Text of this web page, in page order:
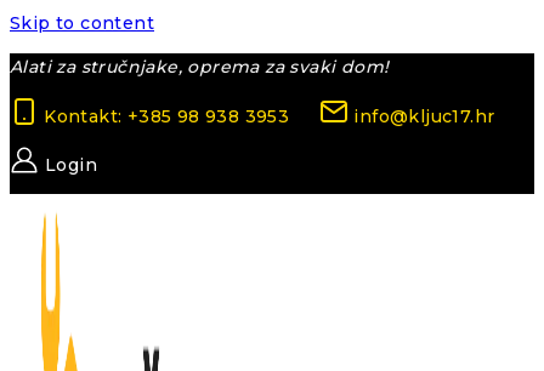
Skip to content
Alati za stručnjake, oprema za svaki dom!
Kontakt: +385 98 938 3953 info@kljuc17.hr
Login